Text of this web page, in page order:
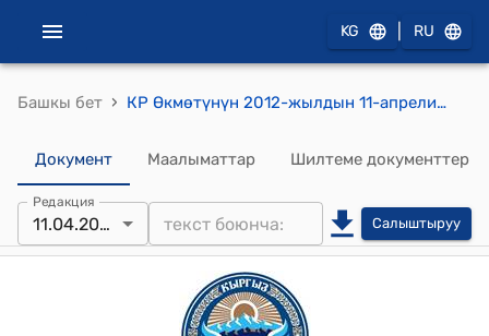
KG RU
Башкы бет › КР Өкмөтүнүн 2012-жылдын 11-апрелиндеги № 140-б (Ш.Ж. Жоробекова тууралуу) буйругу
Документ Маалыматтар Шилтеме документтер
Редакция
11.04.2012 Салыштыруу